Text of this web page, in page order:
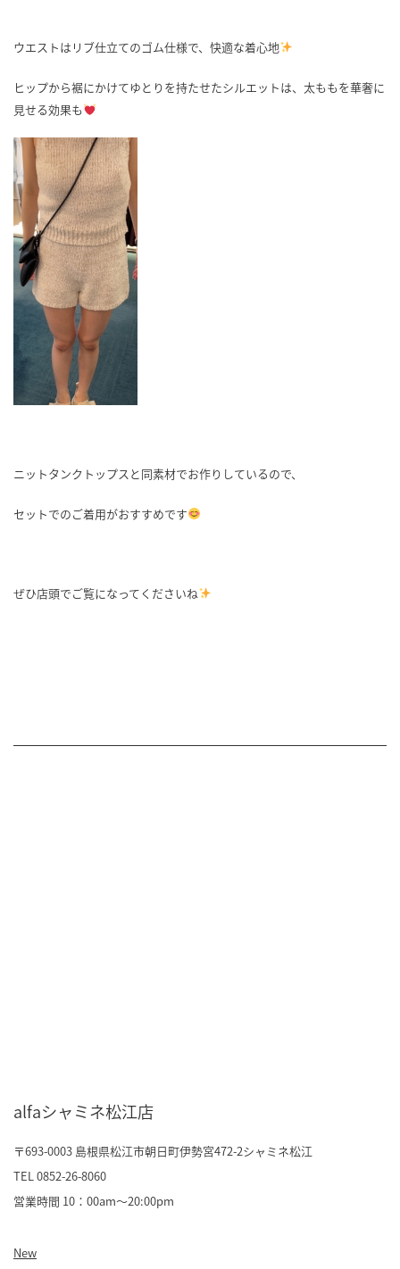
ウエストはリブ仕立てのゴム仕様で、快適な着心地
ヒップから裾にかけてゆとりを持たせたシルエットは、太ももを華奢に
見せる効果も
ニットタンクトップスと同素材でお作りしているので、
セットでのご着用がおすすめです
ぜひ店頭でご覧になってくださいね
alfaシャミネ松江店
〒693-0003 島根県松江市朝日町伊勢宮472-2シャミネ松江
TEL 0852-26-8060
営業時間 10：00am～20:00pm
New